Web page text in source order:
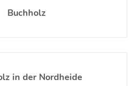
Buchholz
in der Nordheide